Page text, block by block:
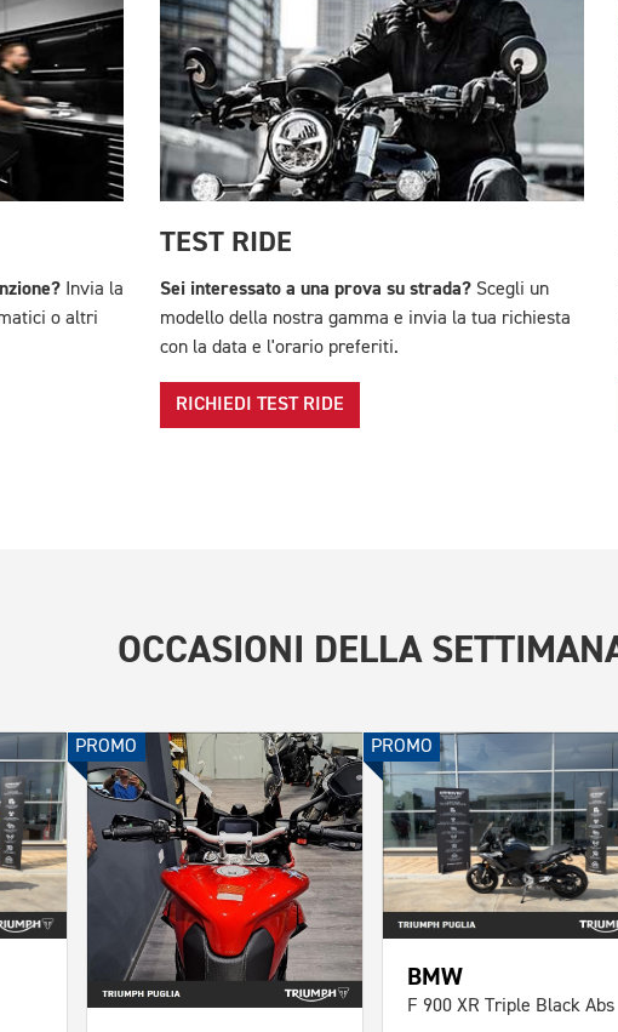
Invia la
o altri
TEST RIDE
Sei interessato a una prova su strada? Scegli un
modello della nostra gamma e invia la tua richiesta
con la data e l'orario preferiti.
RICHIEDI TEST RIDE
OCCASIONI DELLA
PROMO PROMO
BMW
F 900 XR Triple Black Abs